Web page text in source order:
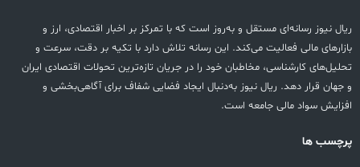
ریال نیوز رسانه‌ای مستقل و به‌روز است که با تمرکز بر اخبار اقتصادی، ارز و
بازارهای مالی فعالیت می‌کند. این رسانه تلاش دارد با تکیه بر دقت، سرعت و
تحلیل‌های کارشناسی، مخاطبان خود را در جریان تازه‌ترین تحولات اقتصادی ایران
و جهان قرار دهد. ریال نیوز به‌دنبال ایجاد فضایی شفاف برای آگاهی‌بخشی و
افزایش سواد مالی جامعه است.
پرچسب ها